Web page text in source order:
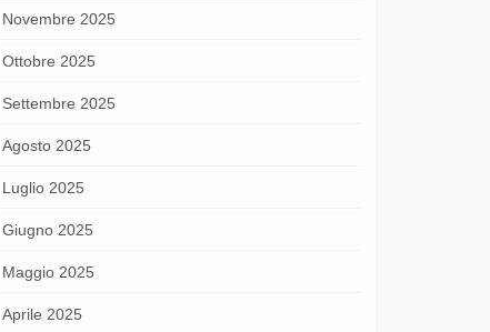
Novembre 2025
Ottobre 2025
Settembre 2025
Agosto 2025
Luglio 2025
Giugno 2025
Maggio 2025
Aprile 2025